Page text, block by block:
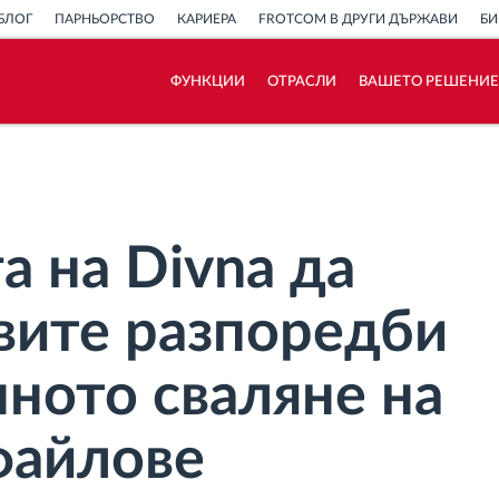
ПАРНЬОРСТВО КАРИЕРА FROTCOM В ДРУГИ ДЪРЖАВИ
ФУНКЦИИ ОТРАСЛИ ВАШЕТО РЕШЕНИЕ
на Divna да
разпоредби
сваляне на